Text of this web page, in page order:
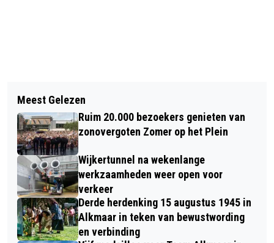
ZOMERAVONDCONCERT MET NATHAN
LAUBE & PIETER VAN DIJK
TREND: CREËER EEN VERTICALE TUIN
MET KUNSTHAGEN
Meest Gelezen
Ruim 20.000 bezoekers genieten van
zonovergoten Zomer op het Plein
Wijkertunnel na wekenlange
werkzaamheden weer open voor
verkeer
Derde herdenking 15 augustus 1945 in
Alkmaar in teken van bewustwording
en verbinding